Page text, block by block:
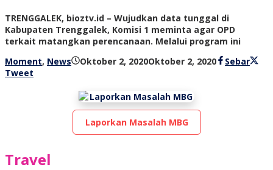
TRENGGALEK, bioztv.id – Wujudkan data tunggal di
Kabupaten Trenggalek, Komisi 1 meminta agar OPD
terkait matangkan perencanaan. Melalui program ini
Moment, News Oktober 2, 2020Oktober 2, 2020olehSebar
Tweet
Laporkan Masalah MBG
Travel